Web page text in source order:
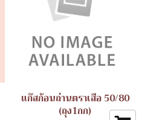
แก๊สก้อนถ่านตราเสือ 50/80
(ถุง1กก)